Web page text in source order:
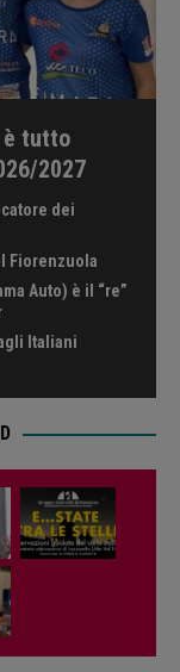
è tutto
2027
dei
Fiorenzuola
Auto) è il “re”
Italiani